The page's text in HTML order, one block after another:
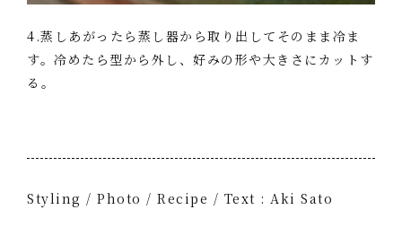
4.蒸しあがったら蒸し器から取り出してそのまま冷ま
す。冷めたら型から外し、好みの形や大きさにカットす
る。
Styling / Photo / Recipe / Text : Aki Sato